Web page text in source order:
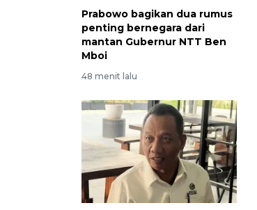
Prabowo bagikan dua rumus
penting bernegara dari
mantan Gubernur NTT Ben
Mboi
48 menit lalu